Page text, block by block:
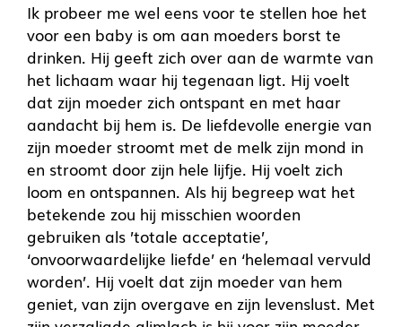
Ik probeer me wel eens voor te stellen hoe het
voor een baby is om aan moeders borst te
drinken. Hij geeft zich over aan de warmte van
het lichaam waar hij tegenaan ligt. Hij voelt
dat zijn moeder zich ontspant en met haar
aandacht bij hem is. De liefdevolle energie van
zijn moeder stroomt met de melk zijn mond in
en stroomt door zijn hele lijfje. Hij voelt zich
loom en ontspannen. Als hij begreep wat het
betekende zou hij misschien woorden
gebruiken als ’totale acceptatie’,
‘onvoorwaardelijke liefde’ en ‘helemaal vervuld
worden’. Hij voelt dat zijn moeder van hem
geniet, van zijn overgave en zijn levenslust. Met